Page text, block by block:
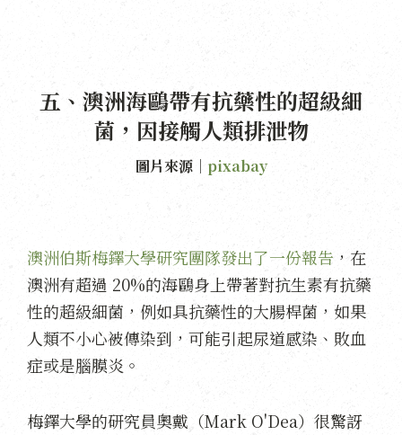
五、澳洲海鷗帶有抗藥性的超級細
菌，因接觸人類排泄物
圖片來源｜ pixabay
澳洲伯斯梅鐸大學研究團隊發出了一份報告 ，在
澳洲有超過 20%的海鷗身上帶著對抗生素有抗藥
性的超級細菌，例如具抗藥性的大腸桿菌，如果
人類不小心被傳染到，可能引起尿道感染、敗血
症或是腦膜炎。
梅鐸大學的研究員奧戴（Mark O'Dea）很驚訝